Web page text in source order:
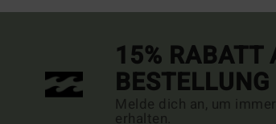
15% RABATT
Melde dich an, um
erhalten.